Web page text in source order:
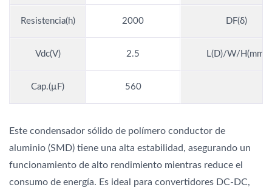
Resistencia(h) 2000 DF(δ)
Vdc(V) 2.5 L(D)/W/H(mm)
Cap.(µF) 560
Este condensador sólido de polímero conductor de
aluminio (SMD) tiene una alta estabilidad, asegurando un
funcionamiento de alto rendimiento mientras reduce el
consumo de energía. Es ideal para convertidores DC-DC,